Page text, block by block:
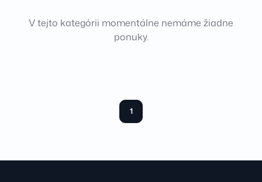
V tejto kategórii momentálne nemáme žiadne
ponuky.
1